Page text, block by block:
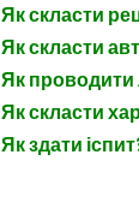
Як скласти
Як скласти
Як
Як скласти
Як здати